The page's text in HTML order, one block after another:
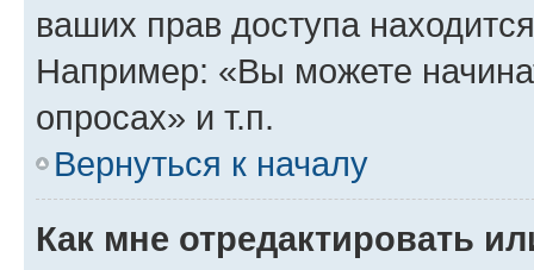
ваших прав доступа
Например: «Вы можете
опросах» и т.п.
Вернуться к началу
Как мне отредактировать